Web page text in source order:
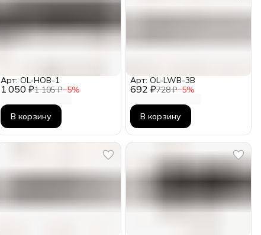
1 050 ₽1 105 ₽−5%
Арт: OL-HOB-1
В корзину
692 ₽728 ₽−5%
Арт: OL-LWB-3B
В корзину